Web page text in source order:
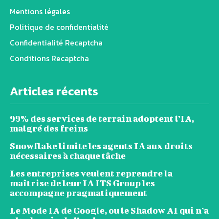
Mentions légales
Politique de confidentialité
Confidentialité Recaptcha
Conditions Recaptcha
Articles récents
99% des services de terrain adoptent l’IA,
malgré des freins
Snowflake limite les agents IA aux droits
nécessaires à chaque tâche
Les entreprises veulent reprendre la
maîtrise de leur IA ITS Group les
accompagne pragmatiquement
Le Mode IA de Google, ou le Shadow AI qui n’a